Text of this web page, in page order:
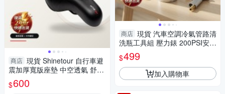
商店 現貨 Shinetour 自行車避
震加厚寬版座墊 中空透氣 舒適
減震腳踏車坐墊 14-3
$600
商店 現貨 汽車空調冷氣管路清
洗瓶工具組 壓力錶 200PSI安全
閥 黃色軟管 噴槍 壓縮機保養 1
0-7
$499
加入購物車